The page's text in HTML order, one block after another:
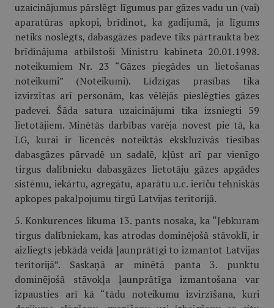
uzaicinājumus pārslēgt līgumus par gāzes vadu un (vai)
aparatūras apkopi, brīdinot, ka gadījumā, ja līgums
netiks noslēgts, dabasgāzes padeve tiks pārtraukta bez
brīdinājuma atbilstoši Ministru kabineta 20.01.1998.
noteikumiem Nr. 23 “Gāzes piegādes un lietošanas
noteikumi” (Noteikumi). Līdzīgas prasības tika
izvirzītas arī personām, kas vēlējās pieslēgties gāzes
padevei. Šāda satura uzaicinājumi tika izsniegti 59
lietotājiem. Minētās darbības varēja novest pie tā, ka
LG, kurai ir licencēs noteiktās ekskluzīvās tiesības
dabasgāzes pārvadē un sadalē, kļūst arī par vienīgo
tirgus dalībnieku dabasgāzes lietotāju gāzes apgādes
sistēmu, iekārtu, agregātu, aparātu u.c. ierīču tehniskās
apkopes pakalpojumu tirgū Latvijas teritorijā.
5. Konkurences likuma 13. pants nosaka, ka “Jebkuram
tirgus dalībniekam, kas atrodas dominējošā stāvoklī, ir
aizliegts jebkādā veidā ļaunprātīgi to izmantot Latvijas
teritorijā”. Saskaņā ar minētā panta 3. punktu
dominējošā stāvokļa ļaunprātīga izmantošana var
izpausties arī kā “tādu noteikumu izvirzīšana, kuri